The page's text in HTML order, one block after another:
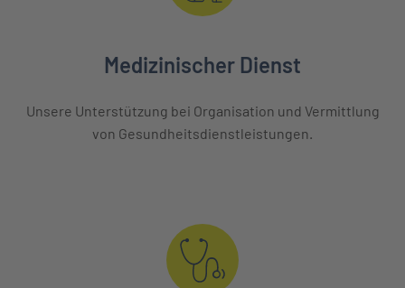
Medizinischer Dienst
Unsere Unterstützung bei Organisation und Vermittlung
von Gesundheitsdienstleistungen.